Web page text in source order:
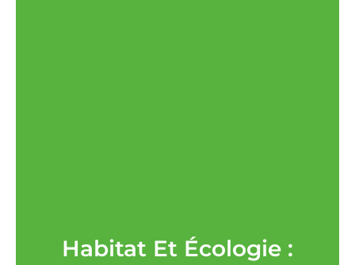
Habitat Et Écologie :